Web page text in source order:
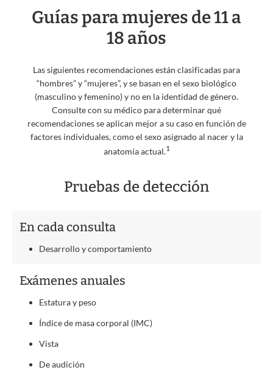
Guías para mujeres de 11 a
18 años
Las siguientes recomendaciones están clasificadas para
“hombres” y “mujeres”, y se basan en el sexo biológico
(masculino y femenino) y no en la identidad de género.
Consulte con su médico para determinar qué
recomendaciones se aplican mejor a su caso en función de
factores individuales, como el sexo asignado al nacer y la
anatomía actual.1
Pruebas de detección
En cada consulta
Desarrollo y comportamiento
Exámenes anuales
Estatura y peso
Índice de masa corporal (IMC)
Vista
De audición